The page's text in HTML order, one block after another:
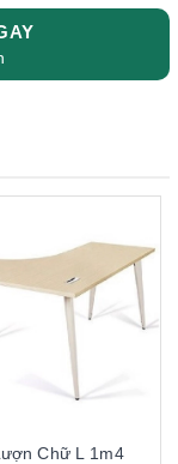
Chữ L 1m4